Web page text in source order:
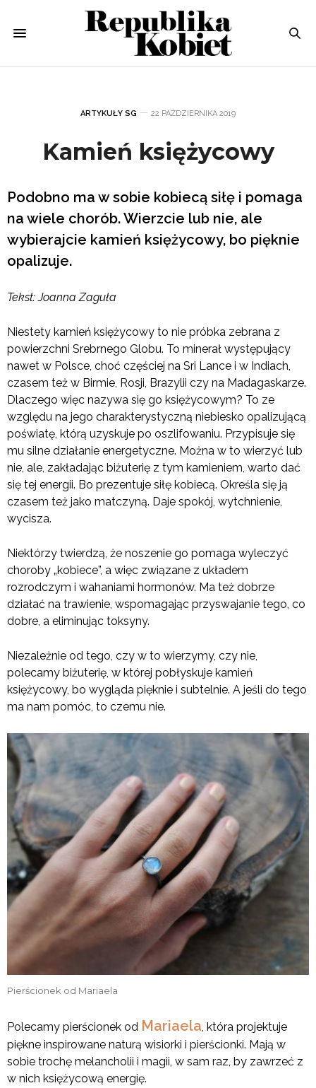
ARTYKUŁY SG 22 PAŹDZIERNIKA 2019
Kamień księżycowy
Podobno ma w sobie kobiecą siłę i pomaga
na wiele chorób. Wierzcie lub nie, ale
wybierajcie kamień księżycowy, bo pięknie
opalizuje.
Tekst: Joanna Zaguła
Niestety kamień księżycowy to nie próbka zebrana z
powierzchni Srebrnego Globu. To minerał występujący
nawet w Polsce, choć częściej na Sri Lance i w Indiach,
czasem też w Birmie, Rosji, Brazylii czy na Madagaskarze.
Dlaczego więc nazywa się go księżycowym? To ze
względu na jego charakterystyczną niebiesko opalizującą
poświatę, którą uzyskuje po oszlifowaniu. Przypisuje się
mu silne działanie energetyczne. Można w to wierzyć lub
nie, ale, zakładając biżuterię z tym kamieniem, warto dać
się tej energii. Bo prezentuje siłę kobiecą. Określa się ją
czasem też jako matczyną. Daje spokój, wytchnienie,
wycisza.
Niektórzy twierdzą, że noszenie go pomaga wyleczyć
choroby „kobiece”, a więc związane z układem
rozrodczym i wahaniami hormonów. Ma też dobrze
działać na trawienie, wspomagając przyswajanie tego, co
dobre, a eliminując toksyny.
Niezależnie od tego, czy w to wierzymy, czy nie,
polecamy biżuterię, w której pobłyskuje kamień
księżycowy, bo wygląda pięknie i subtelnie. A jeśli do tego
ma nam pomóc, to czemu nie.
Pierścionek od Mariaela
Polecamy pierścionek od Mariaela, która projektuje
piękne inspirowane naturą wisiorki i pierścionki. Mają w
sobie trochę melancholii i magii, w sam raz, by zawrzeć z
w nich księżycową energię.